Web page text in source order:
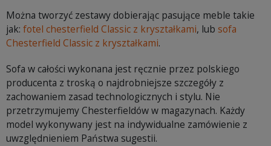
Można tworzyć zestawy dobierając pasujące meble takie
jak: fotel chesterfield Classic z kryształkami, lub sofa
Chesterfield Classic z kryształkami.
Sofa w całości wykonana jest ręcznie przez polskiego
producenta z troską o najdrobniejsze szczegóły z
zachowaniem zasad technologicznych i stylu. Nie
przetrzymujemy Chesterfieldów w magazynach. Każdy
model wykonywany jest na indywidualne zamówienie z
uwzględnieniem Państwa sugestii.